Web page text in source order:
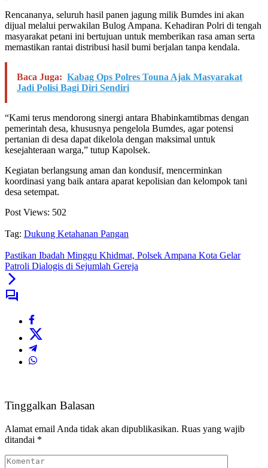
Rencananya, seluruh hasil panen jagung milik Bumdes ini akan
dijual melalui perwakilan Bulog Ampana. Kehadiran Polri di tengah
masyarakat petani ini bertujuan untuk memberikan rasa aman serta
memastikan rantai distribusi hasil bumi berjalan tanpa kendala.
Baca Juga: Kabag Ops Polres Touna Ajak Masyarakat
Jadi Polisi Bagi Diri Sendiri
“Kami terus mendorong sinergi antara Bhabinkamtibmas dengan
pemerintah desa, khususnya pengelola Bumdes, agar potensi
pertanian di desa dapat dikelola dengan maksimal untuk
kesejahteraan warga,” tutup Kapolsek.
Kegiatan berlangsung aman dan kondusif, mencerminkan
koordinasi yang baik antara aparat kepolisian dan kelompok tani
desa setempat.
Post Views: 502
Tag: Dukung Ketahanan Pangan
Pastikan Ibadah Minggu Khidmat, Polsek Ampana Kota Gelar
Patroli Dialogis di Sejumlah Gereja
Tinggalkan Balasan
Alamat email Anda tidak akan dipublikasikan. Ruas yang wajib
ditandai *